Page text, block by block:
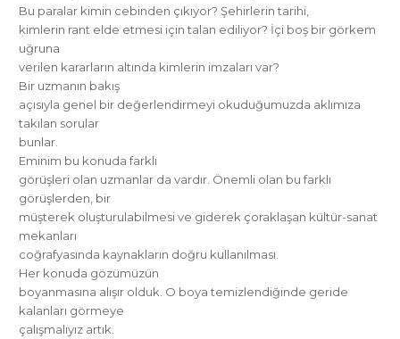
Bu paralar kimin cebinden çıkıyor? Şehirlerin tarihi,
kimlerin rant elde etmesi için talan ediliyor? İçi boş bir görkem
uğruna
verilen kararların altında kimlerin imzaları var?
Bir uzmanın bakış
açısıyla genel bir değerlendirmeyi okuduğumuzda aklımıza
takılan sorular
bunlar.
Eminim bu konuda farklı
görüşleri olan uzmanlar da vardır. Önemli olan bu farklı
görüşlerden, bir
müşterek oluşturulabilmesi ve giderek çoraklaşan kültür-sanat
mekanları
coğrafyasında kaynakların doğru kullanılması.
Her konuda gözümüzün
boyanmasına alışır olduk. O boya temizlendiğinde geride
kalanları görmeye
çalışmalıyız artık.